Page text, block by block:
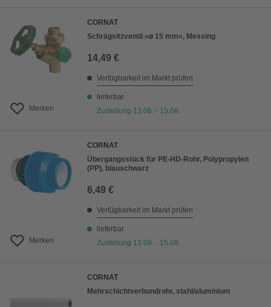
Merken
CORNAT
Schrägsitzventil »ø 15 mm«, Messing
14,49 €
Verfügbarkeit im Markt prüfen
lieferbar
Zustellung 13.08. - 15.08.
Merken
CORNAT
Übergangsstück für PE-HD-Rohr, Polypropylen
(PP), blauschwarz
6,49 €
Verfügbarkeit im Markt prüfen
lieferbar
Zustellung 13.08. - 15.08.
CORNAT
Mehrschichtverbundrohr, stahl/aluminium